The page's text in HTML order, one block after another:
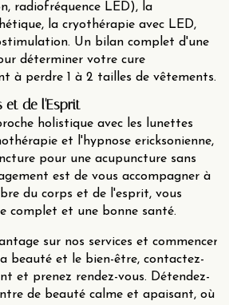
radiofréquence LED), la
la cryothérapie avec LED,
Un bilan complet d'une
déterminer votre cure
à perdre 1 à 2 tailles de vêtements.
et de l'Esprit
holistique avec les lunettes
et l'hypnose ericksonienne,
pour une acupuncture sans
est de vous accompagner à
du corps et de l'esprit, vous
complet et une bonne santé.
sur nos services et commencer
beauté et le bien-être, contactez-
et prenez rendez-vous. Détendez-
de beauté calme et apaisant, où